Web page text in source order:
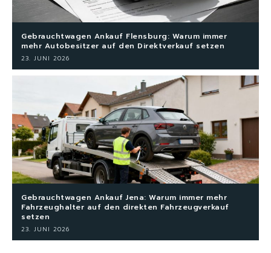
Gebrauchtwagen Ankauf Flensburg: Warum immer
mehr Autobesitzer auf den Direktverkauf setzen
23. JUNI 2026
Gebrauchtwagen Ankauf Jena: Warum immer mehr
Fahrzeughalter auf den direkten Fahrzeugverkauf
setzen
23. JUNI 2026